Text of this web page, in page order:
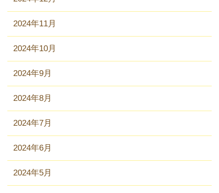
2024年11月
2024年10月
2024年9月
2024年8月
2024年7月
2024年6月
2024年5月